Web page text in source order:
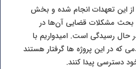
از این تعهدات انجام شده و بخش
بحث مشکلات قضایی آن‌ها در
حال رسیدگی است. امیدواریم با
که در این پروژه ها گرفتار هستند
دسترسی پیدا کنند.